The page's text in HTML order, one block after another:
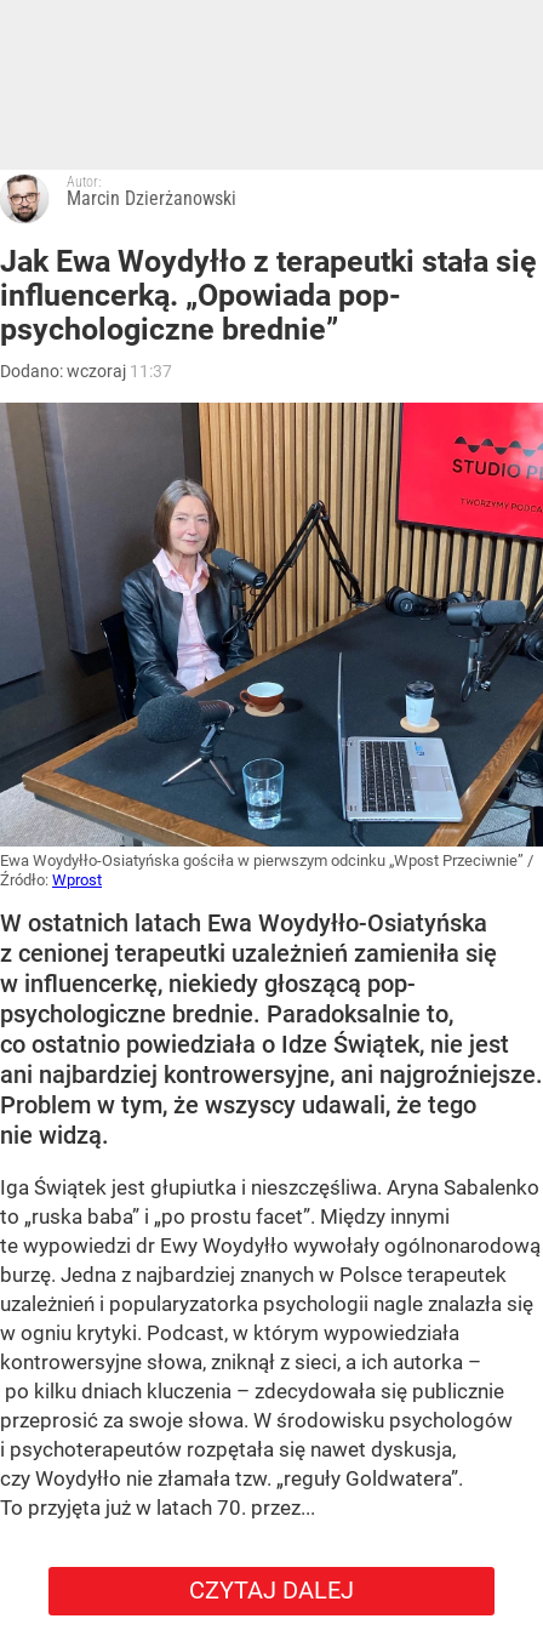
Autor:
Marcin Dzierżanowski
Jak Ewa Woydyłło z terapeutki stała się
influencerką. „Opowiada pop-
psychologiczne brednie”
Dodano:wczoraj 11:37
Ewa Woydyłło-Osiatyńska gościła w pierwszym odcinku „Wpost Przeciwnie” /
Źródło: Wprost
W ostatnich latach Ewa Woydyłło-Osiatyńska
z cenionej terapeutki uzależnień zamieniła się
w influencerkę, niekiedy głoszącą pop-
psychologiczne brednie. Paradoksalnie to,
co ostatnio powiedziała o Idze Świątek, nie jest
ani najbardziej kontrowersyjne, ani najgroźniejsze.
Problem w tym, że wszyscy udawali, że tego
nie widzą.
Iga Świątek jest głupiutka i nieszczęśliwa. Aryna Sabalenko
to „ruska baba” i „po prostu facet”. Między innymi
te wypowiedzi dr Ewy Woydyłło wywołały ogólnonarodową
burzę. Jedna z najbardziej znanych w Polsce terapeutek
uzależnień i popularyzatorka psychologii nagle znalazła się
w ogniu krytyki. Podcast, w którym wypowiedziała
kontrowersyjne słowa, zniknął z sieci, a ich autorka –
po kilku dniach kluczenia – zdecydowała się publicznie
przeprosić za swoje słowa. W środowisku psychologów
i psychoterapeutów rozpętała się nawet dyskusja,
czy Woydyłło nie złamała tzw. „reguły Goldwatera”.
To przyjęta już w latach 70. przez...
CZYTAJ DALEJ